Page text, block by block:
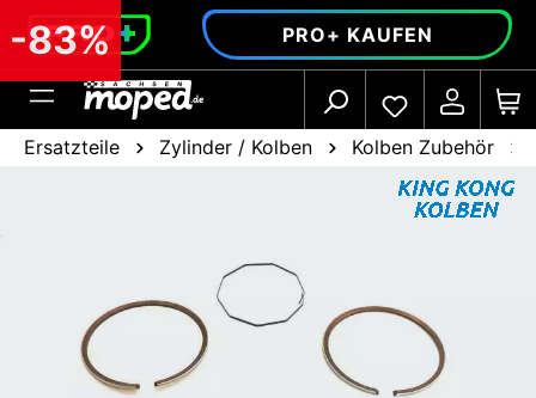
springen PRO+ KAUFEN
Ersatzteile Zylinder / Kolben Kolben Zubehör
-83%